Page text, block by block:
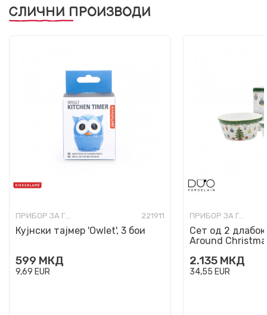
СЛИЧНИ ПРОИЗВОДИ
ПРИБОР ЗА ГОТВЕЊЕ, СЕРВИРАЊЕ И ЈАДЕЊЕ 221911
Кујнски тајмер 'Owlet', 3 бои
599 МКД
9,69 EUR
ПРИБОР ЗА ГОТВЕЊЕ, СЕРВИРАЊЕ И ЈАДЕЊЕ
Сет од 2
Around
2.135 МКД
34,55 EUR